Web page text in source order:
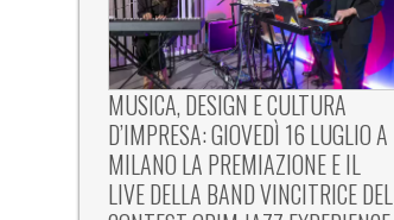
MUSICA, DESIGN E CULTURA
D’IMPRESA: GIOVEDÌ 16 LUGLIO A
MILANO LA PREMIAZIONE E IL
LIVE DELLA BAND VINCITRICE DEL